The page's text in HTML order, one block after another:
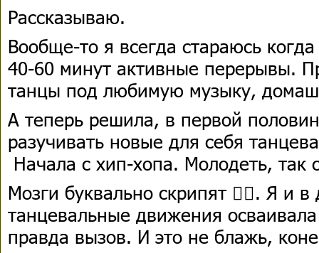
Рассказываю.
Вообще-то я всегда стараюсь
40-60 минут активные перерывы.
танцы под любимую музыку,
А теперь решила, в первой
разучивать новые для себя
Начала с хип-хопа. Молодеть,
Мозги буквально скрипят 🤦‍♀️. Я и в
танцевальные движения
правда вызов. И это не блажь,